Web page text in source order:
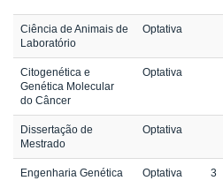
Ciência de Animais de
Laboratório
Optativa
Citogenética e
Genética Molecular
do Câncer
Optativa
Dissertação de
Mestrado
Optativa
Engenharia Genética Optativa 3